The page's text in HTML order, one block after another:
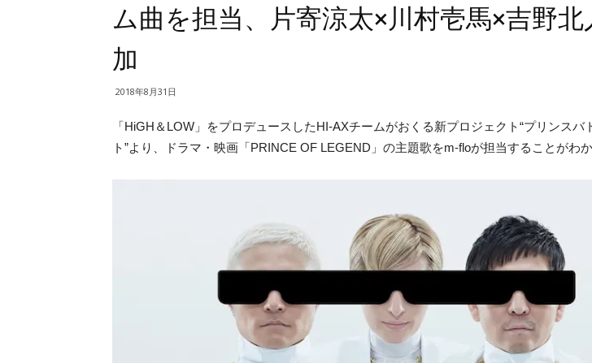
ム曲を担当、片寄涼太×川村壱馬×吉野北
加
2018年8月31日
「HiGH＆LOW」をプロデュースしたHI-AXチームがおくる新プロジェクト“プリンスバ
ト”より、ドラマ・映画「PRINCE OF LEGEND」の主題歌をm-floが担当することがわか